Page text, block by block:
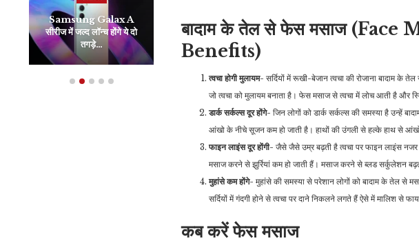
बादाम के तेल से फेस मसाज
Benefits)
त्वचा होगी मुलायम- सर्दियों में रूखी-बेजान त्वचा की रोजाना बादाम के
जो त्वचा को मुलायम बनाता है। फेस मसाज से त्वचा में लोच आती है और
डार्क सर्कल्स दूर होंगे- जिन लोगों को डार्क सर्कल्स की समस्या है उन्हें
आंखो के नीचे सूजन कम हो जाती है। हाथों की उंगली से हल्के हाथ से
फाइन लाइंस दूर होंगी- जैसे जैसे उम्र बढ़ती है त्वचा पर फाइन लाइंस
मसाज करने से झुर्रियां कम हो जाती हैं। मसाज करने से ब्लड सर्कुलेशन
मुहांसे कम होंगे- मुहांसे की समस्या से परेशान लोगों को बादाम के तेल से
सर्दियों में गंदगी होने से त्वचा पर दाने निकलने लगते हैं ऐसे में मालिश से
कब करें फेस मसाज
Samsung Galax A
सीरीज में जल्द लॉन्च होंगे ये दो
तगड़े…
तलवों में ये एक चीज़ लगाने से
चांद की तरह चमकने लगेगा
चेहरा,…
रेलवे व्यवस्था को लेकर राहुल